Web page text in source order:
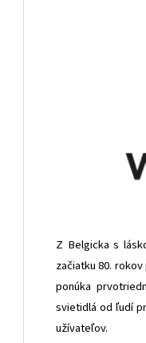
Z Belgicka s
začiatku 80.
ponúka
svietidlá od ľudí
užívateľov.